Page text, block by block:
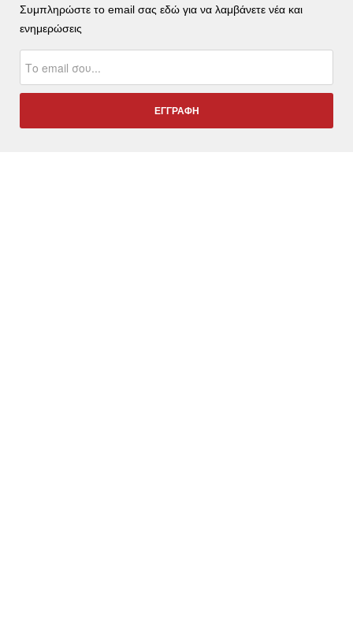
Συμπληρώστε το email σας εδώ για να λαμβάνετε νέα και
ενημερώσεις